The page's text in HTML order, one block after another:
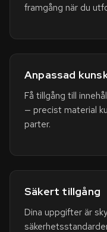
framgång när du
Anpassad
Få tillgång till
— precist material
parter.
Säkert tillgång
Dina uppgifter är